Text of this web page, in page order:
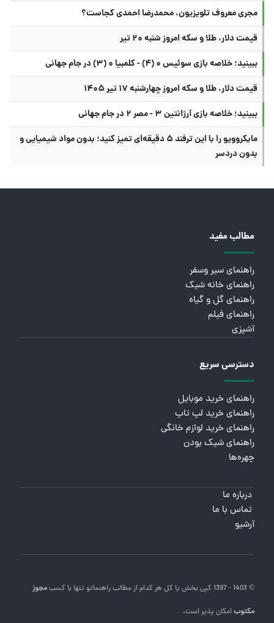
مجری معروف تلویزیون، محمدرضا احمدی کجاست؟
قیمت دلار، طلا و سکه امروز شنبه ۲۰ تیر
ببینید؛ خلاصه بازی سوئیس ۰ (۴) - کلمبیا ۰ (۳) در جام جهانی
قیمت دلار، طلا و سکه امروز چهارشنبه ۱۷ تیر ۱۴۰۵
ببینید؛ خلاصه بازی آرژانتین ۳ - مصر ۲ در جام جهانی
مایکروویو را با این ترفند ۵ دقیقه‌ای تمیز کنید؛ بدون مواد شیمیایی و
بدون دردسر
مطالب مفید
راهنمای سیر وسفر
راهنمای خانه شیک
راهنمای گل و گیاه
راهنمای فیلم
آشپزی
دسترسی سریع
راهنمای خرید موبایل
راهنمای خرید لپ تاپ
راهنمای خرید لوازم خانگی
راهنمای شیک بودن
چهره‌ها
درباره ما
تماس با ما
آرشیو
© 1403 - 1397 کپی بخش یا کل هر کدام از مطالب راهنماتو تنها با کسبمجوز
مکتوبامکان پذیر است.